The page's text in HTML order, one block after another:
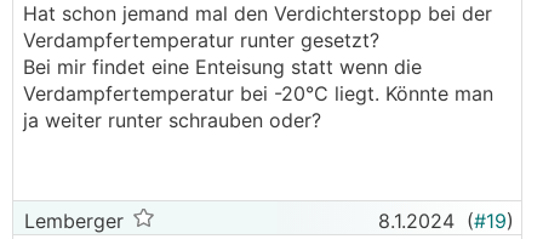
Verdichterstart gezählt werden? Wenn ja, wie
erkenne ich die Anzahl der echten Takte?
───────────────
───────────────
Hat schon jemand mal den Verdichterstopp bei der
Verdampfertemperatur runter gesetzt?
Bei mir findet eine Enteisung statt wenn die
Verdampfertemperatur bei -20°C liegt. Könnte man
ja weiter runter schrauben oder?
Lemberger 8.1.2024 (#19)